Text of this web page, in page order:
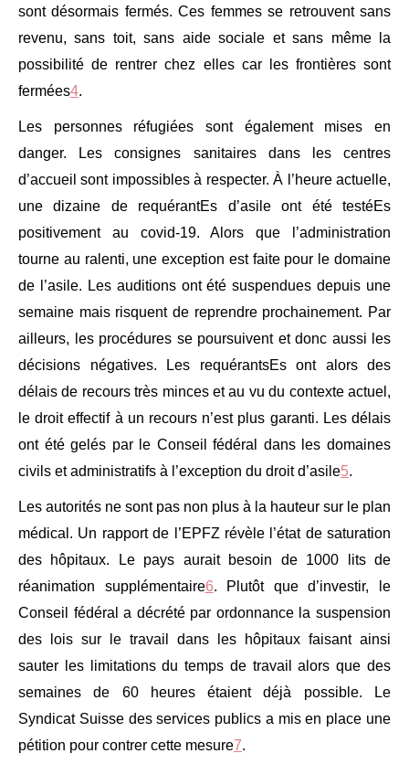
sont désormais fermés. Ces femmes se retrouvent sans
revenu, sans toit, sans aide sociale et sans même la
possibilité de rentrer chez elles car les frontières sont
fermées4.
Les personnes réfugiées sont également mises en
danger. Les consignes sanitaires dans les centres
d’accueil sont impossibles à respecter. À l’heure actuelle,
une dizaine de requérantEs d’asile ont été testéEs
positivement au covid-19. Alors que l’administration
tourne au ralenti, une exception est faite pour le domaine
de l’asile. Les auditions ont été suspendues depuis une
semaine mais risquent de reprendre prochainement. Par
ailleurs, les procédures se poursuivent et donc aussi les
décisions négatives. Les requérantsEs ont alors des
délais de recours très minces et au vu du contexte actuel,
le droit effectif à un recours n’est plus garanti. Les délais
ont été gelés par le Conseil fédéral dans les domaines
civils et administratifs à l’exception du droit d’asile5.
Les autorités ne sont pas non plus à la hauteur sur le plan
médical. Un rapport de l’EPFZ révèle l’état de saturation
des hôpitaux. Le pays aurait besoin de 1000 lits de
réanimation supplémentaire6.
Plutôt que d’investir, le
Conseil fédéral a décrété par ordonnance la suspension
des lois sur le travail dans les hôpitaux faisant ainsi
sauter les limitations du temps de travail alors que des
semaines de 60 heures étaient déjà possible. Le
Syndicat Suisse des services publics a mis en place une
pétition pour contrer cette mesure7.